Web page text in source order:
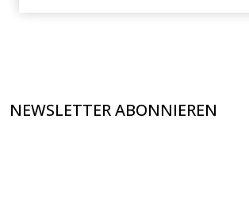
NEWSLETTER ABONNIEREN